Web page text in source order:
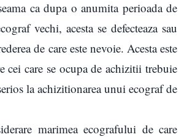
ca dupa o anumita perioada de
vechi, acesta se defecteaza sau
de care este nevoie. Acesta este
cei care se ocupa de achizitii trebuie
la achizitionarea unui ecograf de
marimea ecografului de care